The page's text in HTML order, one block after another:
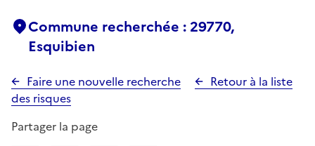
Commune recherchée : 29770,
Esquibien
Faire une nouvelle recherche
Retour à la liste
des risques
Partager la page